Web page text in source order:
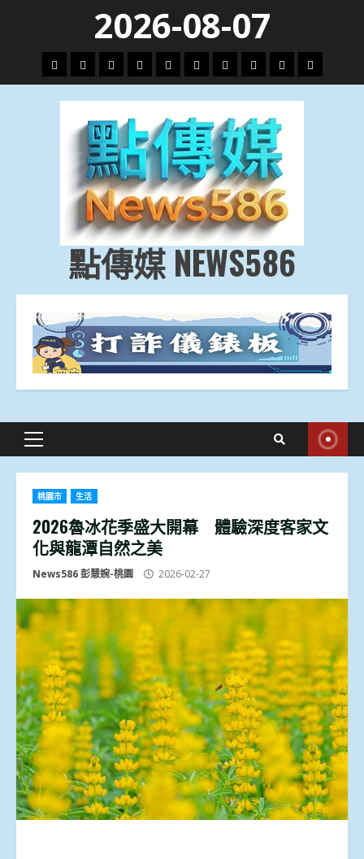
content
2026-08-07
頭
條
財
經
地
方.
會
文
教.
技
專
題
娛
樂
劇
政
治
國
際
運
動
生
活
點傳媒 NEWS586
Primary
桃園市 生活
2026魯冰花季盛大開幕 體驗深度客家文
化與龍潭自然之美
News586 彭慧婉-桃園 2026-02-27